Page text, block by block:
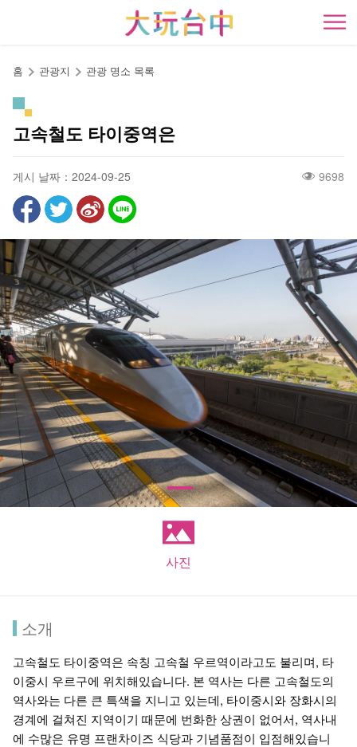
開
홈 관광지 관광 명소 목록
고속철도 타이중역은
게시 날짜：2024-09-25 9698
사진
소개
고속철도 타이중역은 속칭 고속철 우르역이라고도 불리며, 타
이중시 우르구에 위치해있습니다. 본 역사는 다른 고속철도의
역사와는 다른 큰 특색을 지니고 있는데, 타이중시와 장화시의
경계에 걸쳐진 지역이기 때문에 번화한 상권이 없어서, 역사내
에 수많은 유명 프랜차이즈 식당과 기념품점이 입점해있습니